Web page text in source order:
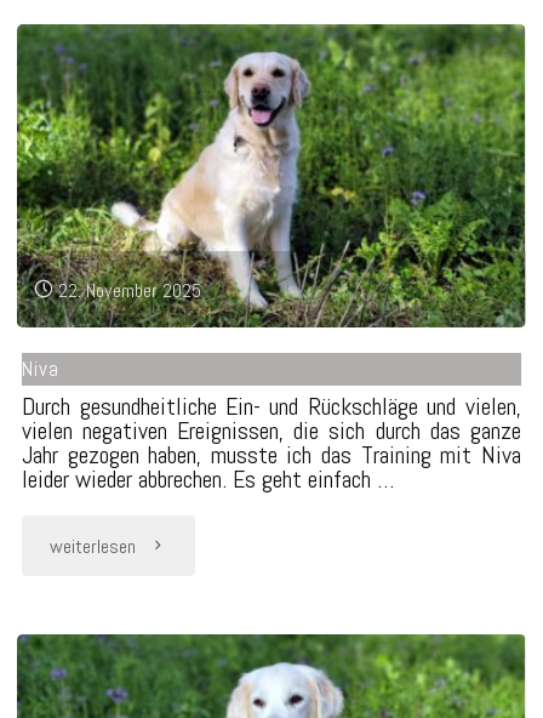
22. November 2025
Niva
Durch gesundheitliche Ein- und Rückschläge und vielen,
vielen negativen Ereignissen, die sich durch das ganze
Jahr gezogen haben, musste ich das Training mit Niva
leider wieder abbrechen. Es geht einfach …
weiterlesen "Niva"